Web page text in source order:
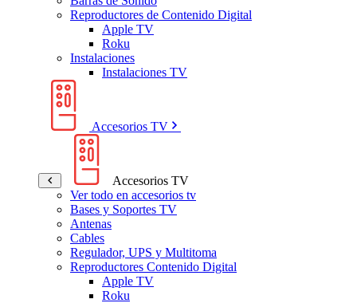
Reproductores de Contenido Digital
Apple TV
Roku
Instalaciones
Instalaciones TV
Accesorios TV
Accesorios TV
Ver todo en accesorios tv
Bases y Soportes TV
Antenas
Cables
Regulador, UPS y Multitoma
Reproductores Contenido Digital
Apple TV
Roku